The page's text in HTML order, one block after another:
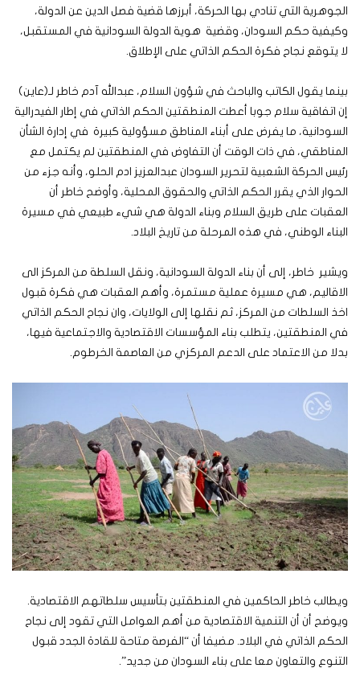
الجوهرية التي تنادي بها الحركة، أبرزها قضية فصل الدين عن الدولة،
وكيفية حكم السودان، وقضية هوية الدولة السودانية في المستقبل،
لا يتوقع نجاح فكرة الحكم الذاتي على الإطلاق.
بينما يقول الكاتب والباحث في شؤون السلام، عبدالله آدم خاطر لـ(عاين)
إن اتفاقية سلام جوبا أعطت المنطقتين الحكم الذاتي في إطار الفيدرالية
السودانية، ما يفرض على أبناء المناطق مسؤولية كبيرة في إدارة الشأن
المناطقي، في ذات الوقت أن التفاوض في المنطقتين لم يكتمل مع
رئيس الحركة الشعبية لتحرير السودان عبدالعزيز ادم الحلو، وأنه جزء من
الحوار الذي يقرر الحكم الذاتي والحقوق المحلية، وأوضح خاطر أن
العقبات على طريق السلام وبناء الدولة هي شيء طبيعي في مسيرة
البناء الوطني، في هذه المرحلة من تاريخ البلاد.
ويشير خاطر، إلى أن بناء الدولة السودانية، ونقل السلطة من المركز الى
الاقاليم، هي مسيرة عملية مستمرة، وأهم العقبات هي فكرة قبول
اخذ السلطات من المركز، ثم نقلها إلى الولايات، وان نجاح الحكم الذاتي
في المنطقتين، يتطلب بناء المؤسسات الاقتصادية والاجتماعية فيها،
بدلا من الاعتماد على الدعم المركزي من العاصمة الخرطوم.
ويطالب خاطر الحاكمين في المنطقتين بتأسيس سلطاتهم الاقتصادية.
ويوضح أن أن التنمية الاقتصادية من أهم العوامل التي تقود إلى نجاح
الحكم الذاتي في البلاد. مضيفا أن “الفرصة متاحة للقادة الجدد قبول
التنوع والتعاون معا على بناء السودان من جديد”.